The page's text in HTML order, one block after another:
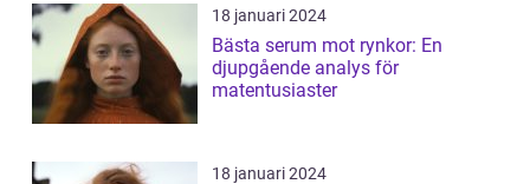
18 januari 2024
Bästa serum mot rynkor: En
djupgående analys för
matentusiaster
18 januari 2024